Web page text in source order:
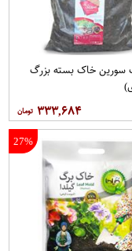
سورین خاک بسته بزرگ
۳۳۳,۶۸۴
27%